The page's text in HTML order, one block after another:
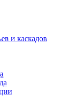
и каскадов